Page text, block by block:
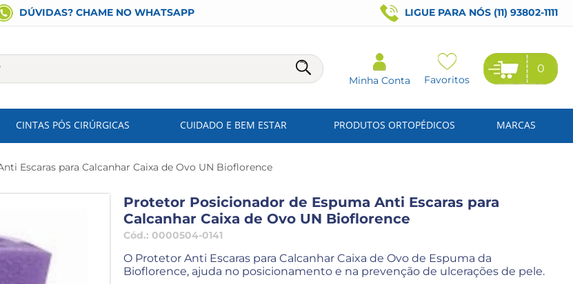
DÚVIDAS? CHAME NO WHATSAPP LIGUE PARA NÓS (11) 93802-1111
Minha Conta Favoritos
0
CINTAS PÓS CIRÚRGICAS CUIDADO E BEM ESTAR PRODUTOS ORTOPÉDICOS MARCAS
Escaras para Calcanhar Caixa de Ovo UN Bioflorence
Protetor Posicionador de Espuma Anti Escaras para
Calcanhar Caixa de Ovo UN Bioflorence
Cód.: 0000504-0141
O Protetor Anti Escaras para Calcanhar Caixa de Ovo de Espuma da
Bioflorence, ajuda no posicionamento e na prevenção de ulcerações de pele.